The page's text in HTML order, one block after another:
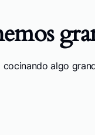
cocinando algo